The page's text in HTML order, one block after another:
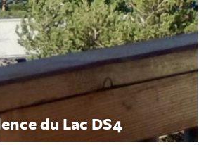
du Lac DS4